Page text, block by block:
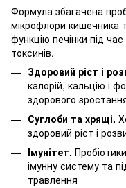
Формула збагачена
мікрофлори кишечника
функцію печінки під
токсинів.
Здоровий ріст і
калорій, кальцію і
здорового
Суглоби та хрящі.
здоровий ріст і
Імунітет.
імунну систему та
травлення